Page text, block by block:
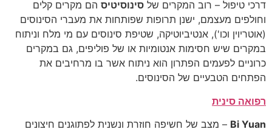
דרכי טיפול – רוב המקרים של סינוסיטיס הם מקרים קלים
וחולפים מעצמם, ישנן תרופות שפותחות את מעברי הסינוסים
(אוטריוין וכו'), אנטיביוטיקה, שטיפת סינוסים עם מי מלח וניתוח
במקרים שיש חסימות אנטומיות או של פוליפים, גם במקרים
כרוניים לפעמים הפתרון הוא ניתוח אשר בו מרחיבים את
הפתחים הטבעיים של הסינוסים.
רפואה סינית
Bi Yuan – מצב של חשיפה חוזרת ונשנית לפתוגנים חיצונים